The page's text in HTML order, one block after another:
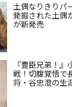
土偶なりきりパ
発掘された土偶
が新発売
『豊臣兄弟！
戦！切腹覚悟で
将・谷忠澄の生